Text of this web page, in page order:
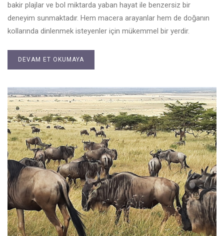
bakir plajlar ve bol miktarda yaban hayat ile benzersiz bir
deneyim sunmaktadır. Hem macera arayanlar hem de doğanın
kollarında dinlenmek isteyenler için mükemmel bir yerdir.
DEVAM ET OKUMAYA